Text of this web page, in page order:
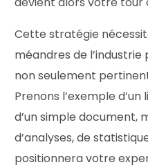
Cette stratégie
méandres de
non seulement
Prenons l’exemple
d’un simple document,
d’analyses, de
positionnera votre